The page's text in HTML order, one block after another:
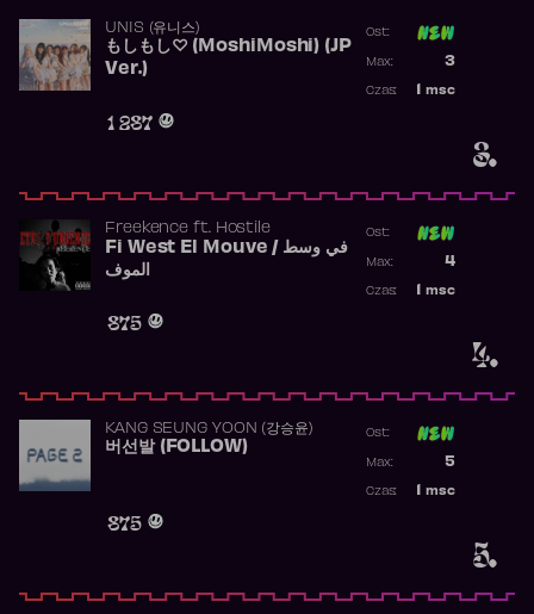
3.
UNIS (유니스)
もしもし♡ (MoshiMoshi) (JP
Ver.)
1 287
Ost:
3
Max:
msc
Czas:
4.
Freekence ft. Hostile
Fi West El Mouve / في وسط
الموف
875
Ost:
4
Max:
msc
Czas:
5.
KANG SEUNG YOON (강승윤)
버선발 (FOLLOW)
875
Ost:
5
Max:
msc
Czas: